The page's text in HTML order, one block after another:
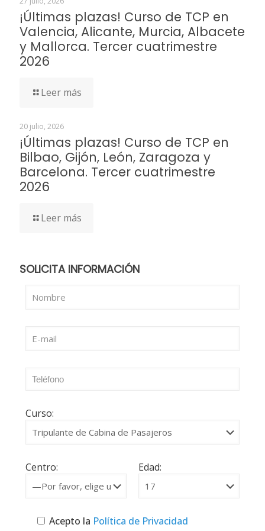
¡Últimas plazas! Curso de TCP en
Valencia, Alicante, Murcia, Albacete
y Mallorca. Tercer cuatrimestre
2026
Leer más
20 julio, 2026
¡Últimas plazas! Curso de TCP en
Bilbao, Gijón, León, Zaragoza y
Barcelona. Tercer cuatrimestre
2026
Leer más
SOLICITA INFORMACIÓN
Curso:
Centro: Edad:
Acepto la Política de Privacidad